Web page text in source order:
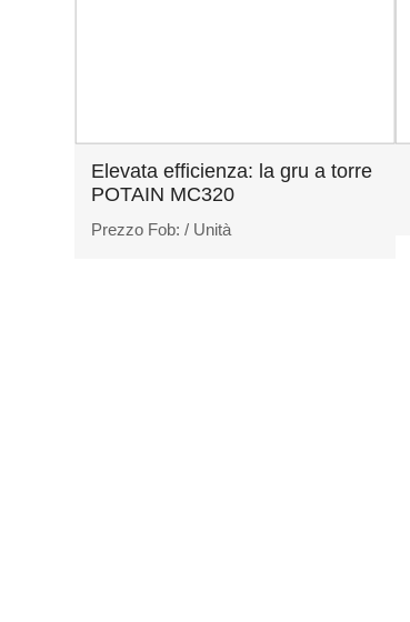
Elevata efficienza: la gru a torre
POTAIN MC320
Prezzo Fob: / Unità